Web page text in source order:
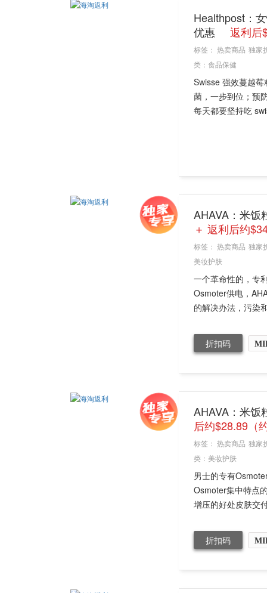
Healthpost：
优惠
返利后
标签： 热卖商品 独家
类： 食品保健
Swisse 强效蔓越
菌，一步到位；预
每天都要坚持吃
AHAVA：米饭
＋ 返利后约
标签： 热卖商品 独家
美妆护肤
一个革命性的，专
Osmoter供电，
的解决办法，污染
折扣码
AHAVA：米饭
后约$28.89（
标签： 热卖商品 独家
类： 美妆护肤
男士的专有
Osmoter集中特点
增压的好处皮肤交
折扣码